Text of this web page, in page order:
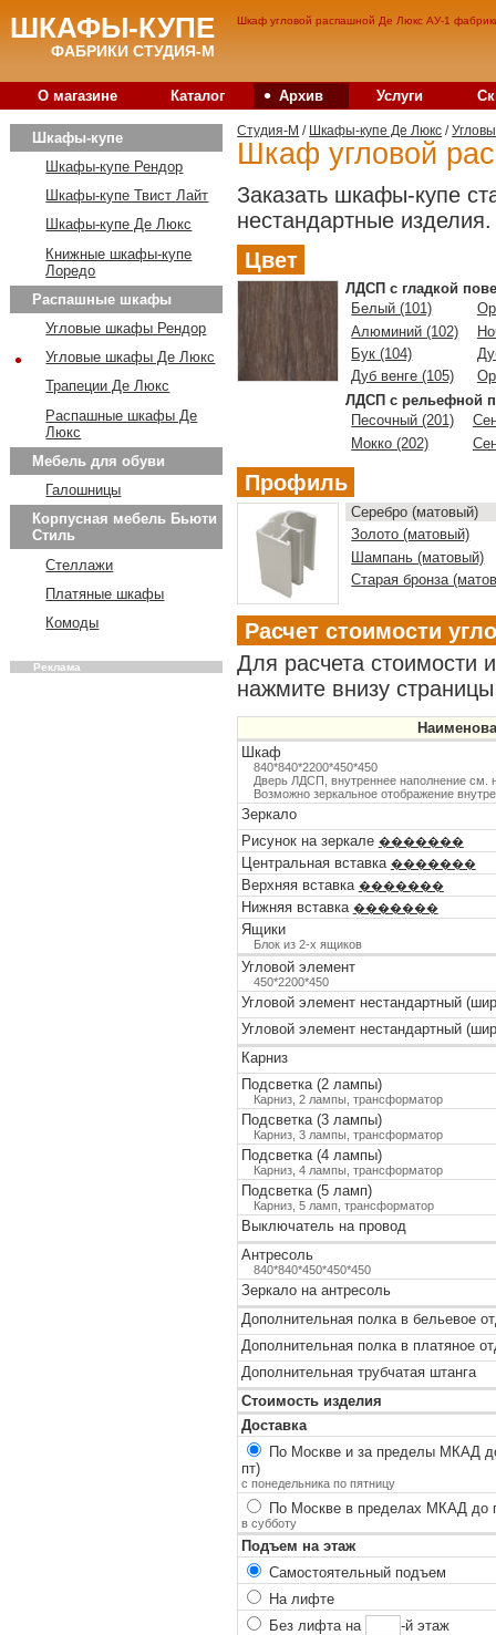
Шкаф угловой распашной Де Люкс АУ-1
ШКАФЫ-КУПЕ
ФАБРИКИ СТУДИЯ-М
О магазине Каталог • Архив Услуги
Студия-M / Шкафы-купе Де Люкс /
Шкаф угловой
Заказать шкафы-купе
нестандартные изделия.
Цвет
ЛДСП с гладкой
Белый (101)
Алюминий (102)
Бук (104)
Дуб венге (105)
ЛДСП с рельефной
Песочный (201)
Мокко (202)
Профиль
Серебро (матовый)
Золото (матовый)
Шампань (матовый)
Старая бронза
Расчет стоимости
Для расчета стоимости
нажмите внизу
Шкаф
840*840*2200*450*450
Дверь ЛДСП, внутреннее наполнение см.
Возможно зеркальное отображение
Зеркало
Рисунок на зеркале �������
Центральная вставка �������
Верхняя вставка �������
Нижняя вставка �������
Ящики
Блок из 2-х ящиков
Угловой элемент
450*2200*450
Угловой элемент нестандартный
Угловой элемент нестандартный
Карниз
Подсветка (2 лампы)
Карниз, 2 лампы, трансформатор
Подсветка (3 лампы)
Карниз, 3 лампы, трансформатор
Подсветка (4 лампы)
Карниз, 4 лампы, трансформатор
Подсветка (5 ламп)
Карниз, 5 ламп, трансформатор
Выключатель на провод
Антресоль
840*840*450*450*450
Зеркало на антресоль
Дополнительная полка в бельевое
Дополнительная полка в платяное
Дополнительная трубчатая штанга
Стоимость изделия
Доставка
По Москве и за пределы МКАД
пт)
с понедельника по пятницу
По Москве в пределах МКАД до
в субботу
Подъем на этаж
Самостоятельный подъем
На лифте
Без лифта на
-й этаж
Шкафы-купе
Шкафы-купе Рендор
Шкафы-купе Твист Лайт
Шкафы-купе Де Люкс
Книжные шкафы-купе
Лоредо
Распашные шкафы
Угловые шкафы Рендор
Угловые шкафы Де Люкс
•
Трапеции Де Люкс
Распашные шкафы Де
Люкс
Мебель для обуви
Галошницы
Корпусная мебель Бьюти
Стиль
Стеллажи
Платяные шкафы
Комоды
Реклама